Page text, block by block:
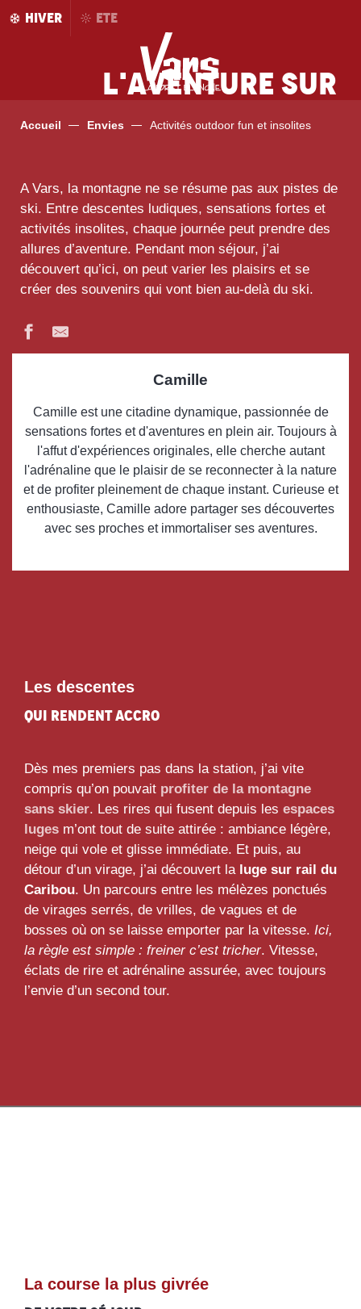
AllerHIVER ETE
L'aventure sur
tous les terrains
Accueil Envies Activités outdoor fun et insolites
A Vars, la montagne ne se résume pas aux pistes de
ski. Entre descentes ludiques, sensations fortes et
activités insolites, chaque journée peut prendre des
allures d’aventure. Pendant mon séjour, j’ai
découvert qu’ici, on peut varier les plaisirs et se
créer des souvenirs qui vont bien au-delà du ski.
Camille
Camille est une citadine dynamique, passionnée de
sensations fortes et d'aventures en plein air. Toujours à
l'affut d'expériences originales, elle cherche autant
l'adrénaline que le plaisir de se reconnecter à la nature
et de profiter pleinement de chaque instant. Curieuse et
enthousiaste, Camille adore partager ses découvertes
avec ses proches et immortaliser ses aventures.
Les descentes
qui rendent accro
Dès mes premiers pas dans la station, j’ai vite
compris qu’on pouvait profiter de la montagne
sans skier. Les rires qui fusent depuis les espaces
luges m’ont tout de suite attirée : ambiance légère,
neige qui vole et glisse immédiate. Et puis, au
détour d’un virage, j’ai découvert la luge sur rail du
Caribou. Un parcours entre les mélèzes ponctués
de virages serrés, de vrilles, de vagues et de
bosses où on se laisse emporter par la vitesse. Ici,
la règle est simple : freiner c’est tricher. Vitesse,
éclats de rire et adrénaline assurée, avec toujours
l’envie d’un second tour.
La course la plus givrée